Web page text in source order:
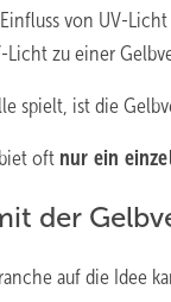
von UV-
Licht zu einer
spielt, ist die
oft nur ein
der
auf die Idee